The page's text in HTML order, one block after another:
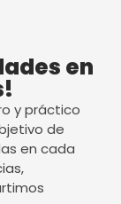
en
y práctico
de
en cada